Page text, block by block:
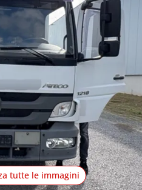
tutte le immagini